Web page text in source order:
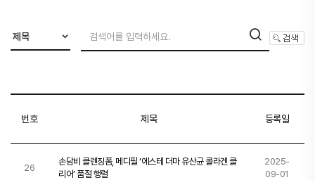
제목
번호 제목 등록일
26
손담비 클렌징폼, 메디필 ‘에스테 더마 유산균 콜라겐 클
리어’ 품절 행렬
2025-
09-01